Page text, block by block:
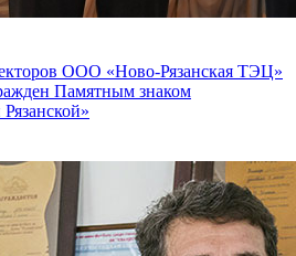
ООО «Ново-Рязанская ТЭЦ»
Памятным знаком